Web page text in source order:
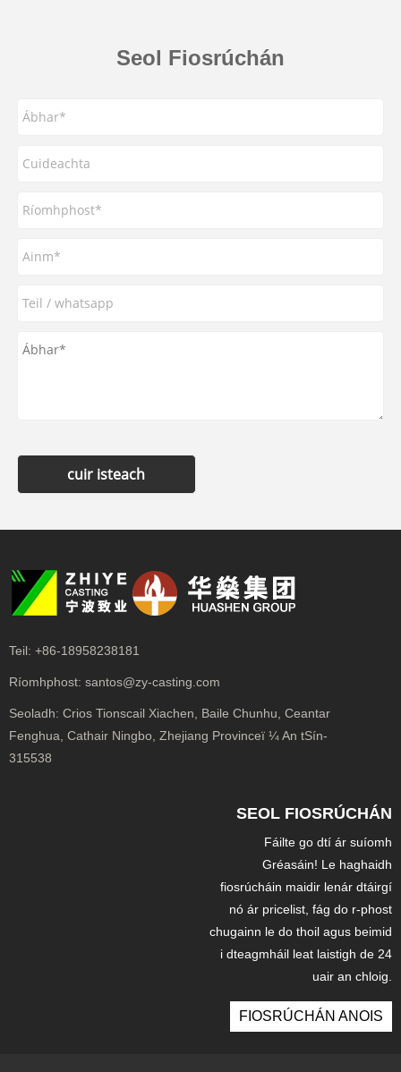
Seol Fiosrúchán
cuir isteach
Teil: +86-18958238181
Ríomhphost: santos@zy-casting.com
Seoladh: Crios Tionscail Xiachen, Baile Chunhu, Ceantar
Fenghua, Cathair Ningbo, Zhejiang Provinceï ¼ An tSín-
315538
SEOL FIOSRÚCHÁN
Fáilte go dtí ár suíomh
Gréasáin! Le haghaidh
fiosrúcháin maidir lenár dtáirgí
nó ár pricelist, fág do r-phost
chugainn le do thoil agus beimid
i dteagmháil leat laistigh de 24
uair an chloig.
FIOSRÚCHÁN ANOIS